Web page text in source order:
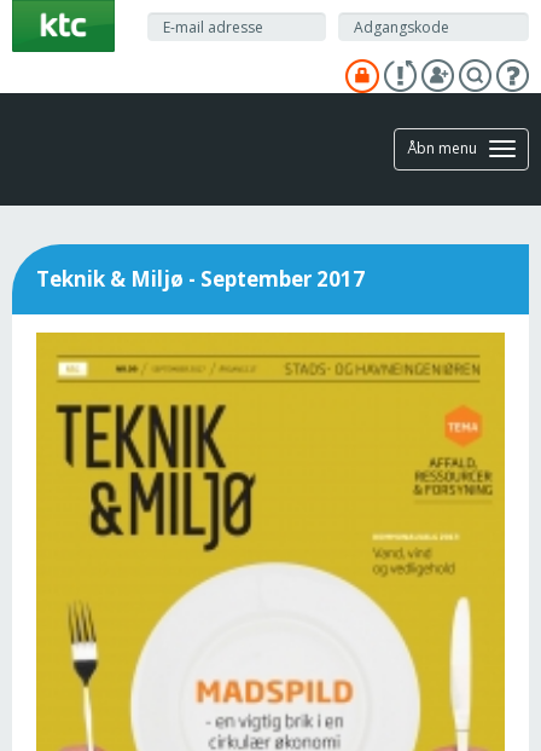
hovedindhold
Åbn menu
Teknik & Miljø - September 2017